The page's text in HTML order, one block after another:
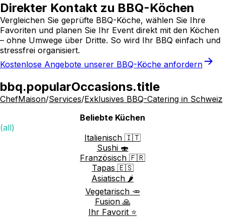
Direkter Kontakt zu BBQ-Köchen
Vergleichen Sie geprüfte BBQ-Köche, wählen Sie Ihre
Favoriten und planen Sie Ihr Event direkt mit den Köchen
– ohne Umwege über Dritte. So wird Ihr BBQ einfach und
stressfrei organisiert.
Kostenlose Angebote unserer BBQ-Köche anfordern
bbq.popularOccasions.title
ChefMaison/Services/Exklusives BBQ-Catering in Schweiz
Beliebte Küchen
(all)
Italienisch 🇮🇹
Sushi 🍣
Französisch 🇫🇷
Tapas 🇪🇸
Asiatisch 🌶️
Vegetarisch 🥕
Fusion 🙏
Ihr Favorit ⭐️